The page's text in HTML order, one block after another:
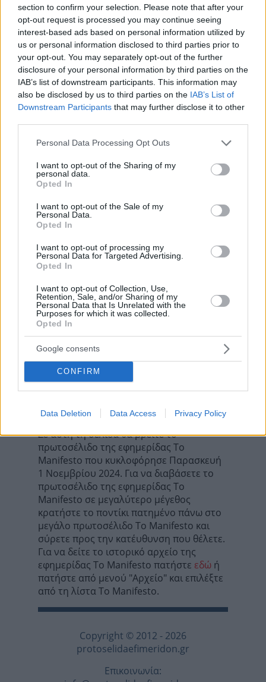
section to confirm your selection. Please note that after your
opt-out request is processed you may continue seeing
interest-based ads based on personal information utilized by
us or personal information disclosed to third parties prior to
your opt-out. You may separately opt-out of the further
disclosure of your personal information by third parties on the
IAB’s list of downstream participants. This information may
also be disclosed by us to third parties on the IAB’s List of
Downstream Participants that may further disclose it to other
Please note that this website/app uses one or more Google
not limited to your visit or usage behaviour. You may click to
grant or deny consent to Google and its third-party tags to
use your data for below specified purposes in below Google
consent section.
Personal Data Processing Opt Outs
I want to opt-out of the Sharing of my
personal data.
Opted In
I want to opt-out of the Sale of my
Personal Data.
Opted In
I want to opt-out of processing my
Personal Data for Targeted Advertising.
Opted In
I want to opt-out of Collection, Use,
Retention, Sale, and/or Sharing of my
Personal Data that Is Unrelated with the
Purposes for which it was collected.
Opted In
Google consents
CONFIRM
Data Deletion Data Access Privacy Policy
Προηγούμενη
Political
Επόμενη
Finance and Markets Voice
Προηγούμενη
Political
Finance and Markets Voice
Τα σχόλια έχουν απενεργοποιηθεί για
Σε αυτή τη σελίδα θα βρείτε το
πρωτοσέλιδο της εφημερίδας Το
Manifesto που κυκλοφόρησε Παρασκευή
1 Νοεμβρίου 2024. Για να διαβάσετε το
πρωτοσέλιδο της εφημερίδας Το
Manifesto σε μεγαλύτερο μέγεθος
κρατήστε το ποντίκι πατημένο πάνω στο
μεγάλο πρωτοσέλιδο Το Manifesto και
σύρετε προς την κατέυθυνση που θέλετε.
Για να δείτε το ιστορικό αρχείο της
εφημερίδας Το Manifesto πατήστε εδώ ή
πατήστε από μενού "Αρχείο" και επιλέξτε
από τη λίστα Το Manifesto.
Copyright © 2012 - 2026
protoselidaefimeridon.gr
Επικοινωνία: